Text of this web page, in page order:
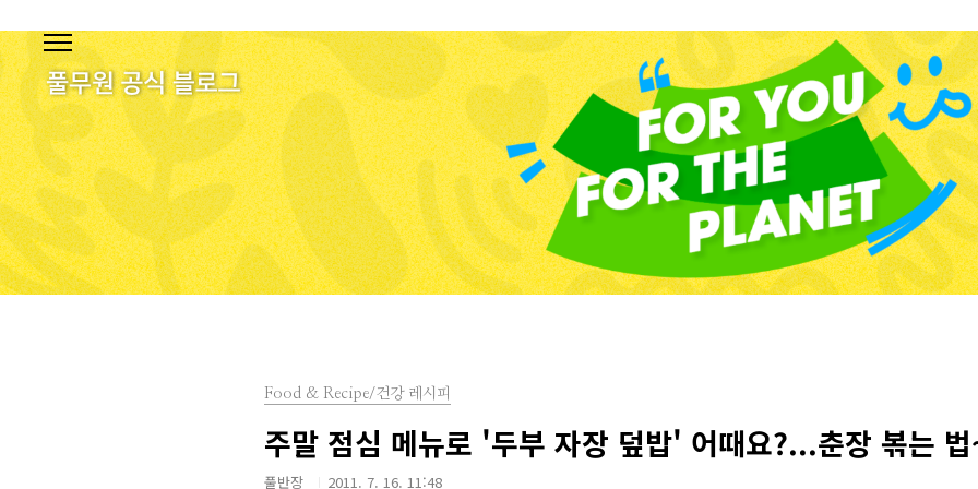
Food & Recipe/건강 레시피
주말 점심 메뉴로 '두부 자장 덮밥' 어때요?...춘장 볶는
풀반장 2011. 7. 16. 11:48